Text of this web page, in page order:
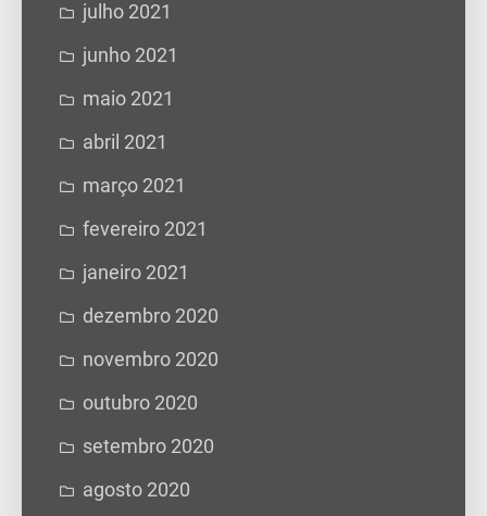
julho 2021
junho 2021
maio 2021
abril 2021
março 2021
fevereiro 2021
janeiro 2021
dezembro 2020
novembro 2020
outubro 2020
setembro 2020
agosto 2020